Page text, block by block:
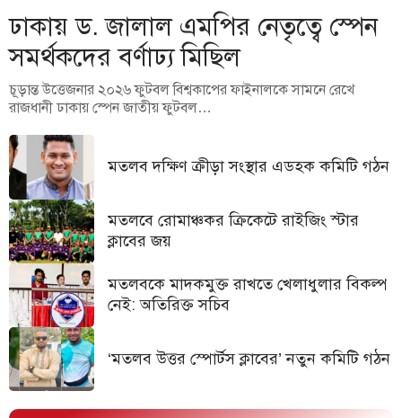
ঢাকায় ড. জালাল এমপির নেতৃত্বে স্পেন
সমর্থকদের বর্ণাঢ্য মিছিল
চূড়ান্ত উত্তেজনার ২০২৬ ফুটবল বিশ্বকাপের ফাইনালকে সামনে রেখে
রাজধানী ঢাকায় স্পেন জাতীয় ফুটবল…
মতলব দক্ষিণ ক্রীড়া সংস্থার এডহক কমিটি গঠন
মতলবে রোমাঞ্চকর ক্রিকেটে রাইজিং স্টার
ক্লাবের জয়
মতলবকে মাদকমুক্ত রাখতে খেলাধুলার বিকল্প
নেই: অতিরিক্ত সচিব
‘মতলব উত্তর স্পোর্টস ক্লাবের’ নতুন কমিটি গঠন